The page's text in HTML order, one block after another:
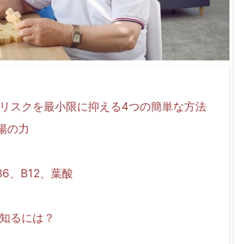
スクを最小限に抑える4つの簡単な方法
の力
、B12、葉酸
るには？